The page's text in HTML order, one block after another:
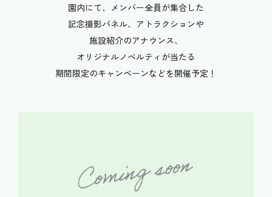
園内にて、メンバー全員が集合した
記念撮影パネル、アトラクションや
施設紹介のアナウンス、
オリジナルノベルティが当たる
期間限定のキャンペーンなどを開催予定！